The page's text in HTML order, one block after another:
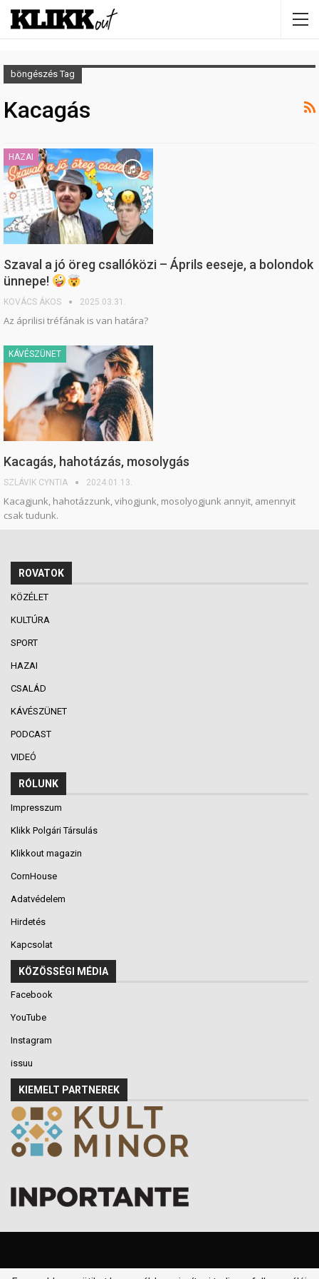
böngészés Tag
Kacagás
HAZAI
Szaval a jó öreg csallóközi – Áprils eeseje, a bolondok
ünnepe!
KOVÁCS ÁKOS 2025.03.31.
Az áprilisi tréfának is van határa?
KÁVÉSZÜNET
Kacagás, hahotázás, mosolygás
SZLÁVIK CYNTIA 2024.01.13.
Kacagjunk, hahotázzunk, vihogjunk, mosolyogjunk annyit, amennyit
csak tudunk.
ROVATOK
KÖZÉLET
KULTÚRA
SPORT
HAZAI
CSALÁD
KÁVÉSZÜNET
PODCAST
VIDEÓ
RÓLUNK
Impresszum
Klikk Polgári Társulás
Klikkout magazin
CornHouse
Adatvédelem
Hirdetés
Kapcsolat
KÖZÖSSÉGI MÉDIA
Facebook
YouTube
Instagram
issuu
KIEMELT PARTNEREK